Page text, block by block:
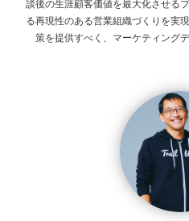
談後の生涯顧客価値を最大化させる
る再現性のある営業組織づくりを実
策を提供すべく、マーケティングデ